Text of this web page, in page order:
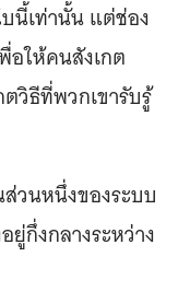
นี้เท่านั้น แต่ช่อง
อให้คนสังเกต
วิธีที่พวกเขารับรู้
วนหนึ่งของระบบ
ยู่กึ่งกลางระหว่าง